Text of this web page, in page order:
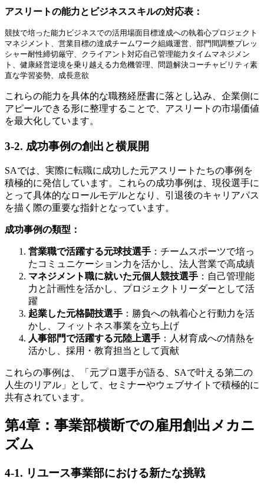
アスリートの能力とビジネススキルの対応表：
競技で培った能力ビジネスでの活用場面目標達成への執着心プロジェクト
マネジメント、営業目標の達成チームワーク組織運営、部門間調整プレッ
シャー耐性締切厳守、クライアント対応自己管理能力タイムマネジメン
ト、健康経営逆境を乗り越える力危機管理、問題解決コーチャビリティ素
直な学習姿勢、成長意欲
これらの能力を具体的な職務経歴書に落とし込み、企業側に
アピールできる形に整理することで、アスリートの市場価値
を最大化しています。
3-2. 成功事例の創出と横展開
SAでは、実際に転職に成功した元アスリートたちの事例を
積極的に発信しています。これらの成功事例は、現役選手に
とって具体的なロールモデルとなり、引退後のキャリアパス
を描く際の重要な指針となっています。
成功事例の類型：
営業職で活躍する元球技選手 ：チームスポーツで培っ
たコミュニケーション力を活かし、法人営業で高成績
マネジメント職に就いた元個人競技選手 ：自己管理能
力と計画性を活かし、プロジェクトリーダーとして活
躍
起業した元格闘技選手 ：勝負への執着心と行動力を活
かし、フィットネス事業を立ち上げ
人事部門で活躍する元陸上選手 ：人材育成への情熱を
活かし、採用・教育担当として貢献
これらの事例は、「元プロ選手が語る、SAで叶える第二の
人生のリアル」として、セミナーやウェブサイトで積極的に
共有されています。
第4章：事業部横断での雇用創出メカニ
ズム
4-1. リユース事業部における新たな挑戦